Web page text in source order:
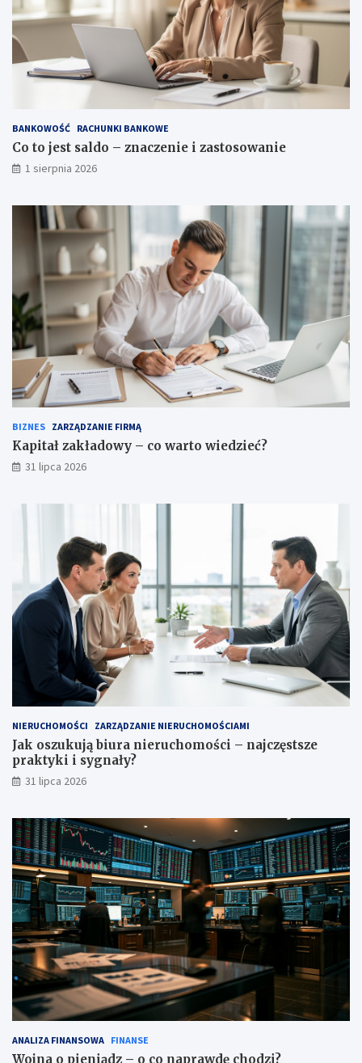
BANKOWOŚĆ RACHUNKI BANKOWE
Co to jest saldo – znaczenie i zastosowanie
1 sierpnia 2026
BIZNES ZARZĄDZANIE FIRMĄ
Kapitał zakładowy – co warto wiedzieć?
31 lipca 2026
NIERUCHOMOŚCI ZARZĄDZANIE NIERUCHOMOŚCIAMI
Jak oszukują biura nieruchomości – najczęstsze
praktyki i sygnały?
31 lipca 2026
ANALIZA FINANSOWA FINANSE
Wojna o pieniądz – o co naprawdę chodzi?